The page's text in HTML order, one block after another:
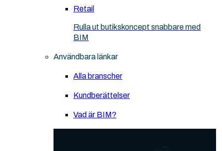
Retail
Rulla ut butikskoncept snabbare med
BIM
Användbara länkar
Alla branscher
Kundberättelser
Vad är BIM?